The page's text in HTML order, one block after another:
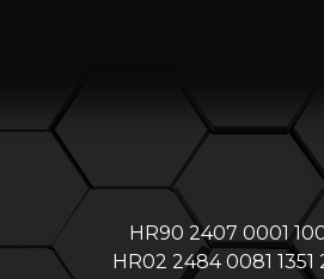
HR90 2407 0001
HR02 2484 0081 1351